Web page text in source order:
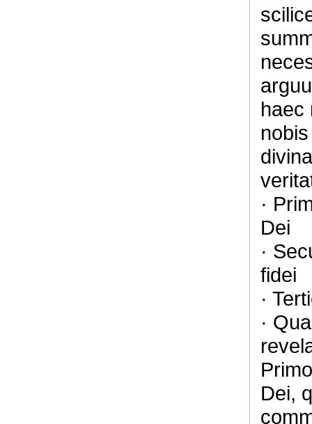
haec
·
Dei
·
fidei
·
·
Dei,